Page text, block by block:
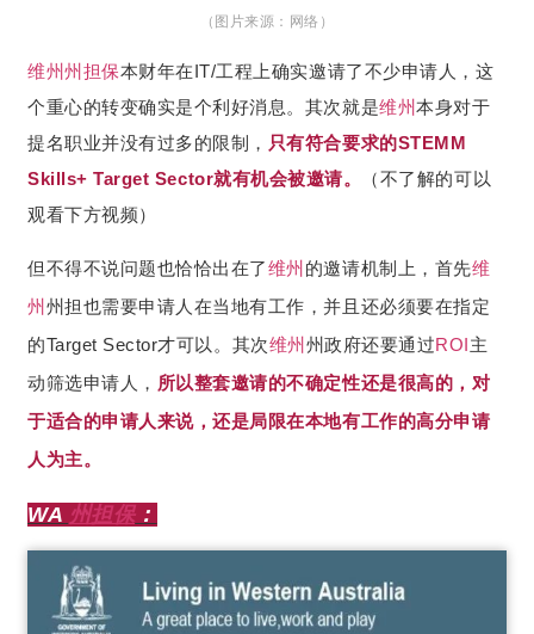
（图片来源：网络）
维州州担保本财年在IT/工程上确实邀请了不少申请人，这
个重心的转变确实是个利好消息。其次就是维州本身对于
提名职业并没有过多的限制， 只有符合要求的STEMM
Skills+ Target Sector就有机会被邀请。
（不了解的可以
观看下方视频）
但不得不说问题也恰恰出在了维州 的邀请机制上，首先维
州 州担也需要申请人在当地有工作，并且还必须要在指定
的Target Sector才可以。其次维州 州政府还要通过ROI主
动筛选申请人， 所以整套邀请的不确定性还是很高的，对
于适合的申请人来说，还是局限在本地有工作的高分申请
人为主。
WA 州担保：